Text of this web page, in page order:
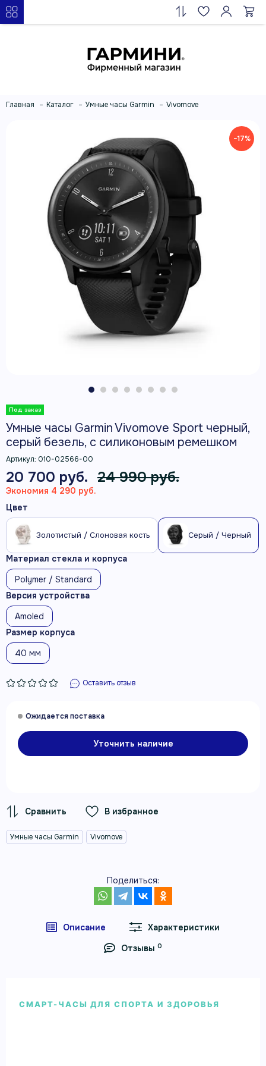
Главная Каталог Умные часы Garmin Vivomove
−17%
Умные часы Garmin Vivomove Sport черный,
серый безель, с силиконовым ремешком
Артикул: 010-02566-00
20 700 руб. 24 990 руб.
Экономия 4 290 руб.
Цвет
Золотистый / Слоновая кость Серый / Черный
Материал стекла и корпуса
Polymer / Standard
Версия устройства
Amoled
Размер корпуса
40 мм
Оставить отзыв
Уточнить наличие
В избранное
Умные часы Garmin Vivomove
Поделиться:
Описание
Характеристики
Отзывы 0
СМАРТ-ЧАСЫ ДЛЯ СПОРТА И ЗДОРОВЬЯ